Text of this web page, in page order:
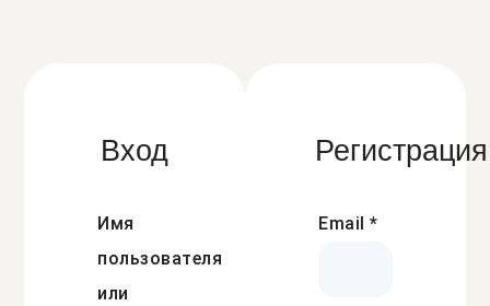
Вход
Имя
пользователя
или
Регистрация
Email *